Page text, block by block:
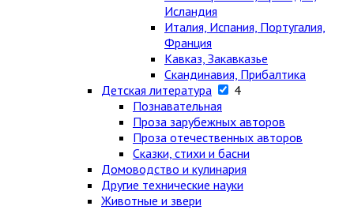
Исландия
Италия, Испания, Португалия,
Франция
Кавказ, Закавказье
Скандинавия, Прибалтика
Детская литература
4
Познавательная
Проза зарубежных авторов
Проза отечественных авторов
Сказки, стихи и басни
Домоводство и кулинария
Другие технические науки
Животные и звери